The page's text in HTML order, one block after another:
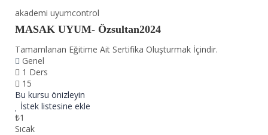
akademi uyumcontrol
MASAK UYUM- Özsultan2024
Tamamlanan Eğitime Ait Sertifika Oluşturmak İçindir.
Genel
1 Ders
15
Bu kursu önizleyin
İstek listesine ekle
₺1
Sıcak